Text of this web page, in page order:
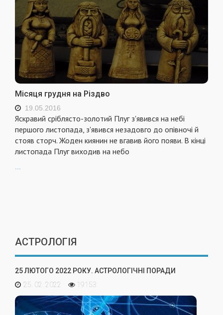
Місяця грудня на Різдво
19.05.2016
Яскравий сріблясто-золотий Плуг з'явився на небі
першого листопада, з'явився незадовго до опівночі й
стояв сторч. Жоден киянин не вгавив його по­яви. В кінці
листопада Плуг виходив на небо
АСТРОЛОГІЯ
25 ЛЮТОГО 2022 РОКУ. АСТРОЛОГІЧНІ ПОРАДИ
25. 02. 2022
19153